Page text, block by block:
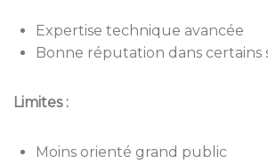
Expertise technique avancée
Bonne réputation dans certains
Limites :
Moins orienté grand public